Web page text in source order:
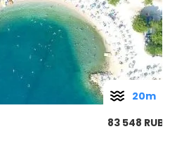
83 548 RUB
20m